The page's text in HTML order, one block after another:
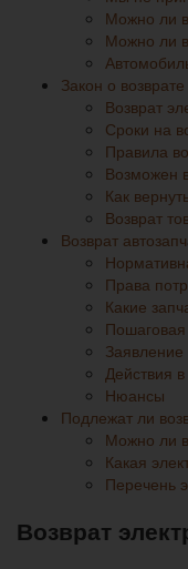
Можно ли
Можно ли
Закон о
Возврат
Сроки на
Правила
Возможен
Как
Возврат
Возврат
Права
Какие
Пошаговая
Заявление
Действия
Нюансы
Подлежат ли
Можно ли
Какая
Перечень
Возврат